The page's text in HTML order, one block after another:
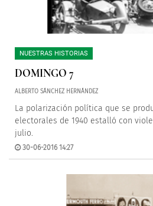
NUESTRAS HISTORIAS
DOMINGO 7
ALBERTO SÁNCHEZ HERNÁNDEZ
La polarización política que se
electorales de 1940 estalló con
julio.
30-06-2016 14:27